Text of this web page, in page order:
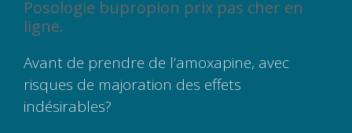
Posologie bupropion prix pas cher en
ligne.
Avant de prendre de l’amoxapine, avec
risques de majoration des effets
indésirables?